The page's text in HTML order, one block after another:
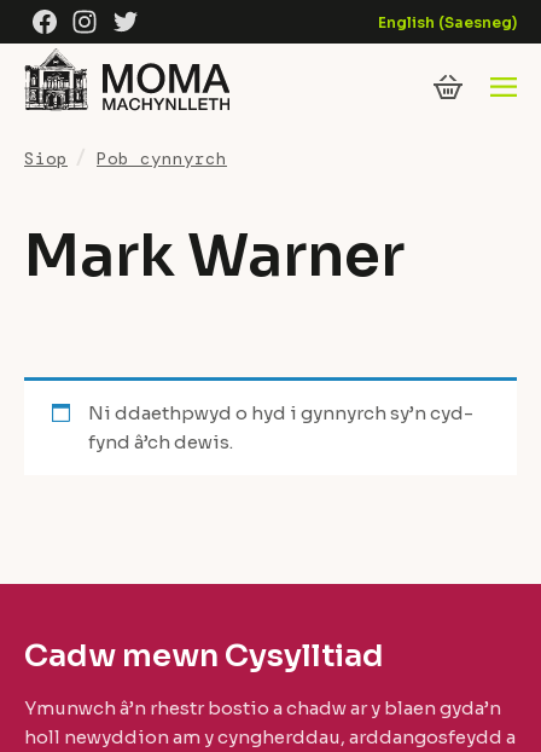
Skip to content
FacebookInstagramTwitter English (Saesneg)
Siop Pob cynnyrch
Mark Warner
Ni ddaethpwyd o hyd i gynnyrch sy’n cyd-
fynd â’ch dewis.
Cadw mewn Cysylltiad
Ymunwch â’n rhestr bostio a chadw ar y blaen gyda’n
holl newyddion am y cyngherddau, arddangosfeydd a